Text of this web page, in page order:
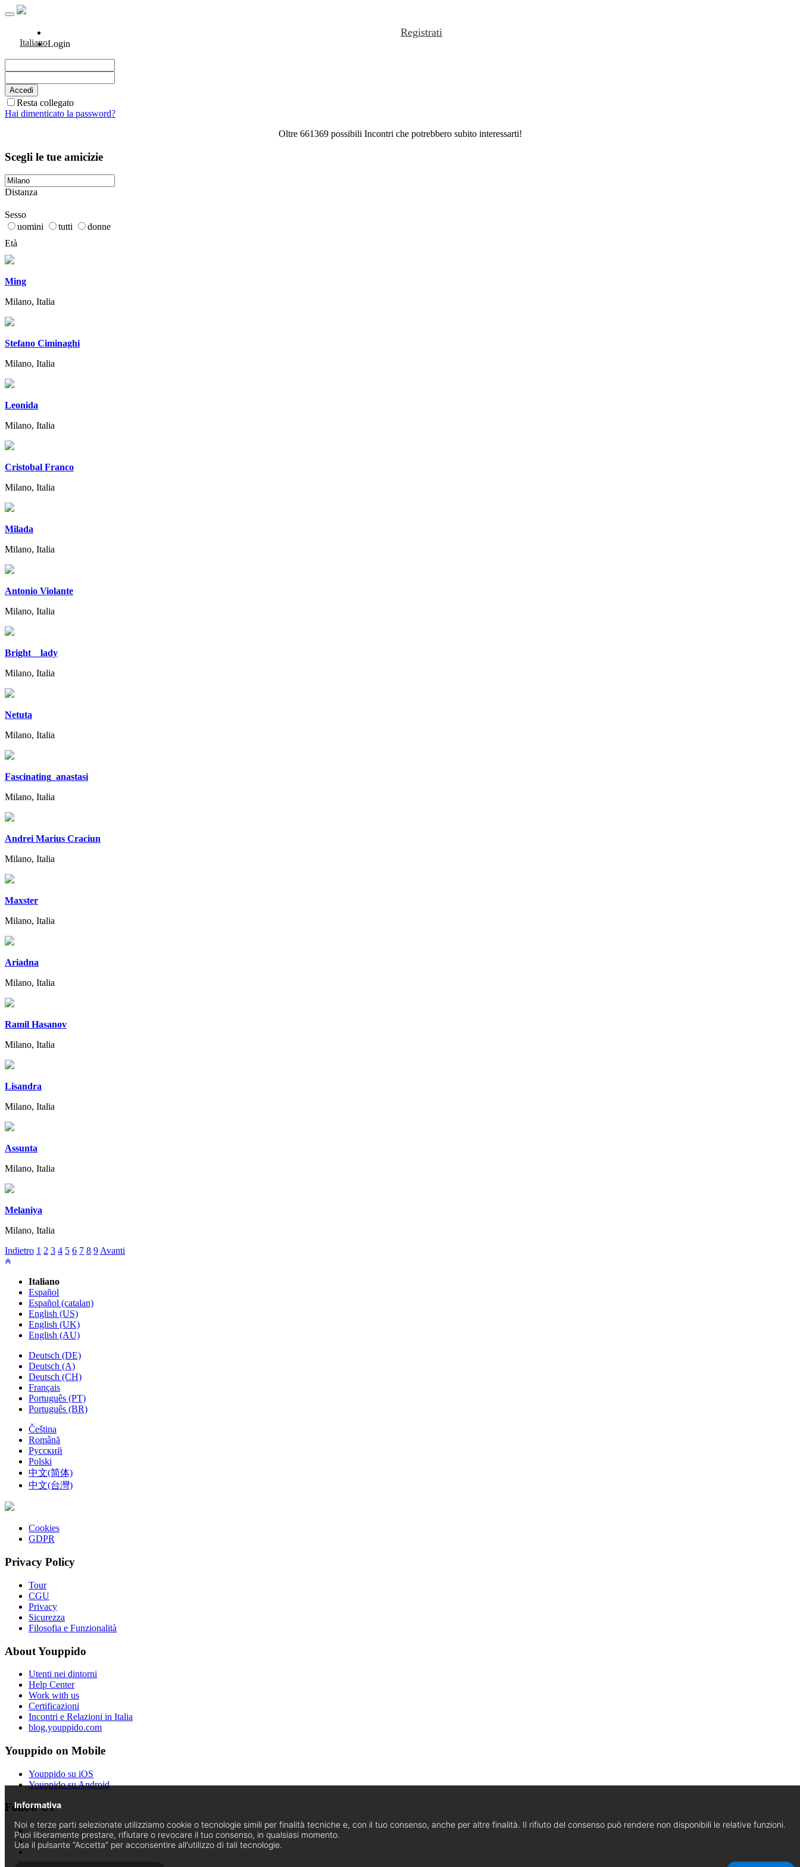
Italiano
Registrati
Login
Resta collegato
Hai dimenticato la password?
Oltre 661369 possibili Incontri che potrebbero subito interessarti!
Scegli le tue amicizie
Distanza
Sesso
uomini
tutti
donne
Età
Ming
Milano, Italia
Stefano Ciminaghi
Milano, Italia
Leonida
Milano, Italia
Cristobal Franco
Milano, Italia
Milada
Milano, Italia
Antonio Violante
Milano, Italia
Bright__lady
Milano, Italia
Netuta
Milano, Italia
Fascinating_anastasi
Milano, Italia
Andrei Marius Craciun
Milano, Italia
Maxster
Milano, Italia
Ariadna
Milano, Italia
Ramil Hasanov
Milano, Italia
Lisandra
Milano, Italia
Assunta
Milano, Italia
Melaniya
Milano, Italia
Indietro 1 2 3 4 5 6 7 8 9Avanti
Italiano
Español
Español (catalan)
English (US)
English (UK)
English (AU)
Deutsch (DE)
Deutsch (A)
Deutsch (CH)
Français
Português (PT)
Português (BR)
Čeština
Română
Русский
Polski
中文(简体)
中文(台灣)
Cookies
GDPR
Privacy Policy
Tour
CGU
Privacy
Sicurezza
Filosofia e Funzionalità
About Youppido
Utenti nei dintorni
Help Center
Work with us
Certificazioni
Incontri e Relazioni in Italia
blog.youppido.com
Youppido on Mobile
Youppido su iOS
Youppido su Android
Follow Us
Informativa
Noi e terze parti selezionate utilizziamo cookie o tecnologie simili per finalità tecniche e, con il tuo consenso, anche per altre finalità. Il rifiuto del consenso può rendere non disponibili le relative funzioni.
Puoi liberamente prestare, rifiutare o revocare il tuo consenso, in qualsiasi momento.
Usa il pulsante “Accetta” per acconsentire all'utilizzo di tali tecnologie.